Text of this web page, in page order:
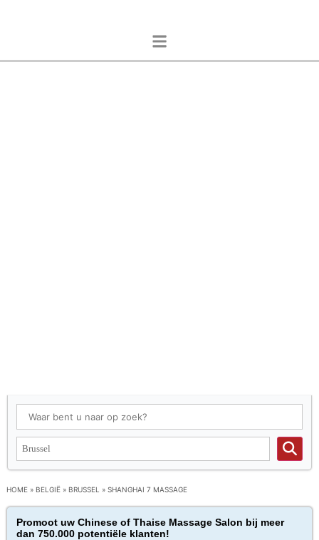
HOME » BELGIË » BRUSSEL » SHANGHAI 7 MASSAGE
Promoot uw Chinese of Thaise Massage Salon bij meer
dan 750.000 potentiële klanten!